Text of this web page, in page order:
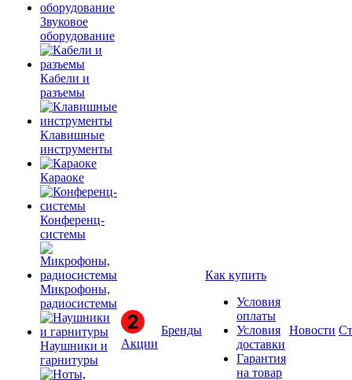
Звуковое
оборудование
Кабели и
разъемы
Клавишные
инструменты
Караоке
Конференц-
системы
Микрофоны,
радиосистемы
Наушники и
гарнитуры
Акции
Бренды
Как купить
Условия
оплаты
Условия
доставки
Гарантия
на товар
Новости